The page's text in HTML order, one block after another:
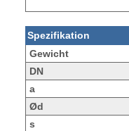
Spezifikation
Gewicht
DN
a
Ød
s